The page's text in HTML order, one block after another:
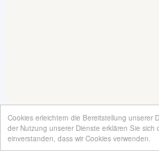
Cookies erleichtern die Bereitstellung unserer
der Nutzung unserer Dienste erklären Sie sich
einverstanden, dass wir Cookies verwenden.